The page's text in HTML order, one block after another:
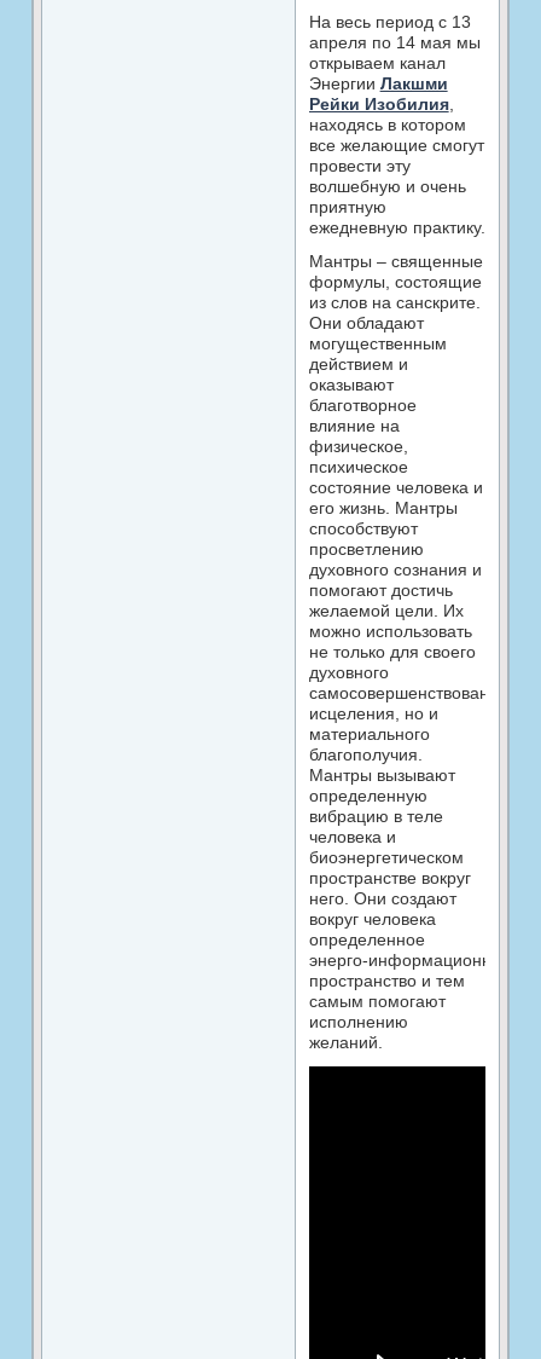
На весь период с 13
апреля по 14 мая мы
открываем канал
Энергии Лакшми
Рейки Изобилия,
находясь в котором
все желающие смогут
провести эту
волшебную и очень
приятную
ежедневную практику.
Мантры – священные
формулы, состоящие
из слов на санскрите.
Они обладают
могущественным
действием и
оказывают
благотворное
влияние на
физическое,
психическое
состояние человека и
его жизнь. Мантры
способствуют
просветлению
духовного сознания и
помогают достичь
желаемой цели. Их
можно использовать
не только для своего
духовного
самосовершенствования,
исцеления, но и
материального
благополучия.
Мантры вызывают
определенную
вибрацию в теле
человека и
биоэнергетическом
пространстве вокруг
него. Они создают
вокруг человека
определенное
энерго‑информационное
пространство и тем
самым помогают
исполнению
желаний.